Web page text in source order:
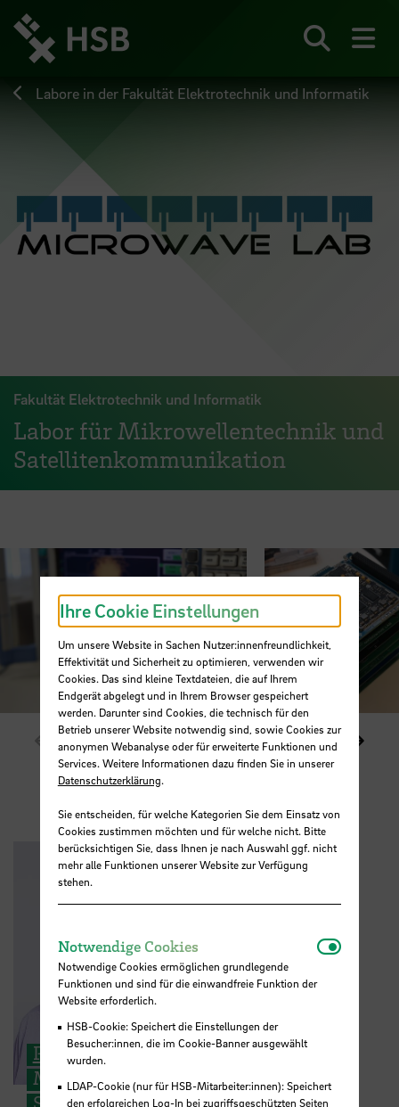
zum
Seiteninhalt
springen
Labore in der Fakultät Elektrotechnik und Informatik
Fakultät Elektrotechnik und Informatik
Labor für Mikrowellentechnik und
Satellitenkommunikation
Zeige vorheriges Element im Karussell
1 / 10
Prof. Dr. Sören Peik
Mikrowellentechnik und
Ihre Cookie Einstellungen
Um unsere Website in Sachen Nutzer:innenfreundlichkeit,
Effektivität und Sicherheit zu optimieren, verwenden wir
Cookies. Das sind kleine Textdateien, die auf Ihrem
Endgerät abgelegt und in Ihrem Browser gespeichert
werden. Darunter sind Cookies, die technisch für den
Betrieb unserer Website notwendig sind, sowie Cookies zur
anonymen Webanalyse oder für erweiterte Funktionen und
Services. Weitere Informationen dazu finden Sie in unserer
Datenschutzerklärung.
Sie entscheiden, für welche Kategorien Sie dem Einsatz von
Cookies zustimmen möchten und für welche nicht. Bitte
berücksichtigen Sie, dass Ihnen je nach Auswahl ggf. nicht
mehr alle Funktionen unserer Website zur Verfügung
stehen.
Notwendige Cookies
Notwendige Cookies ermöglichen grundlegende
Funktionen und sind für die einwandfreie Funktion der
Website erforderlich.
HSB-Cookie: Speichert die Einstellungen der
Besucher:innen, die im Cookie-Banner ausgewählt
wurden.
LDAP-Cookie (nur für HSB-Mitarbeiter:innen): Speichert
den erfolgreichen Log-In bei zugriffsgeschützten Seiten